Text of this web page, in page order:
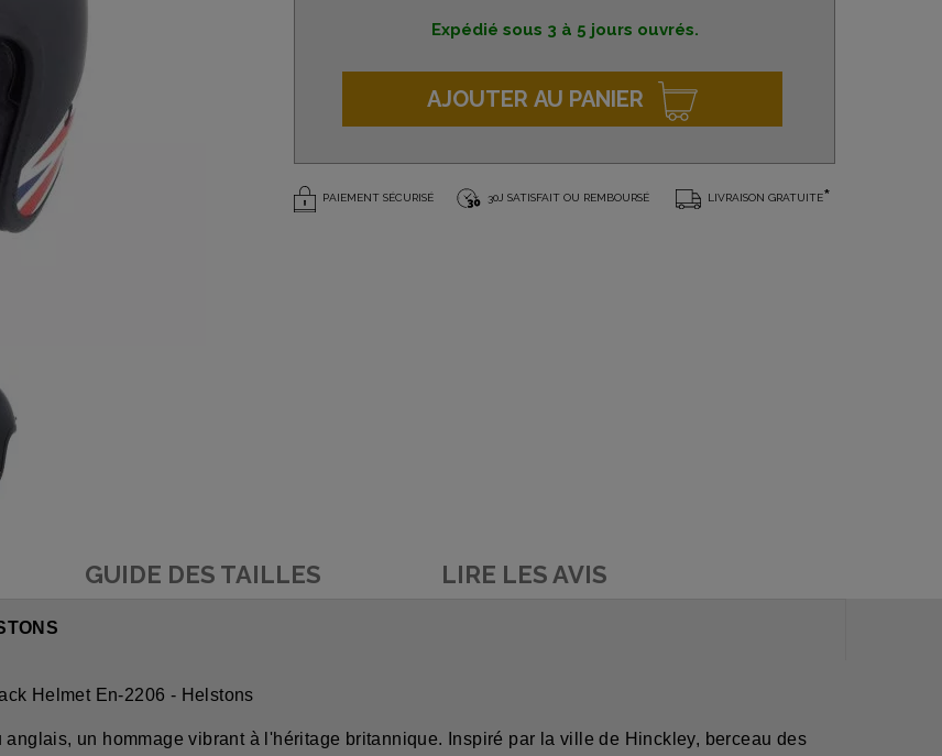
Expédié sous 3 à 5 jours ouvrés.
AJOUTER AU PANIER
PAIEMENT SÉCURISÉ 30J SATISFAIT OU REMBOURSÉ LIVRAISON GRATUITE*
GUIDE DES TAILLES LIRE LES AVIS
Helmet En-2206 - Helstons
un hommage vibrant à l'héritage britannique. Inspiré par la ville de Hinckley, berceau des